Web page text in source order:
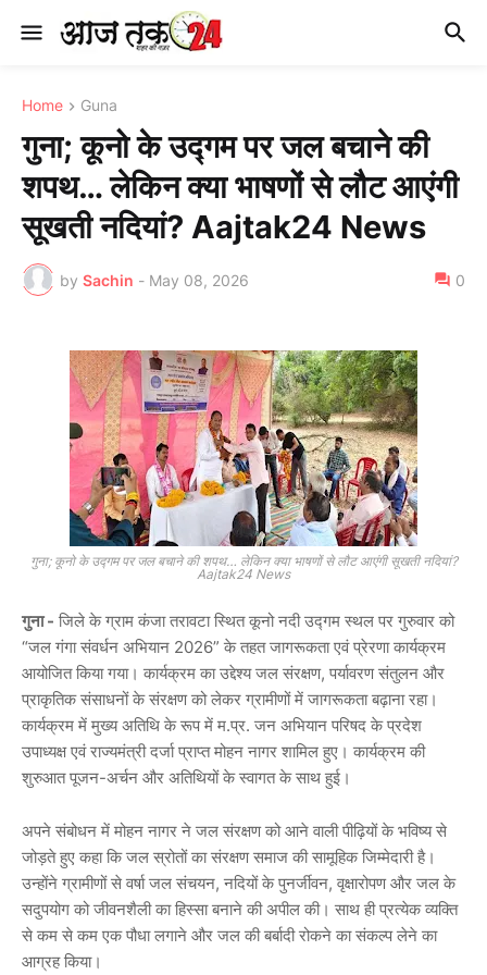
Home Guna
गुना; कूनो के उद्गम पर जल बचाने की
शपथ… लेकिन क्या भाषणों से लौट आएंगी
सूखती नदियां? Aajtak24 News
by Sachin - May 08, 2026 0
गुना; कूनो के उद्गम पर जल बचाने की शपथ… लेकिन क्या भाषणों से लौट आएंगी सूखती नदियां?
Aajtak24 News
गुना - जिले के ग्राम कंजा तरावटा स्थित कूनो नदी उद्गम स्थल पर गुरुवार को
“जल गंगा संवर्धन अभियान 2026” के तहत जागरूकता एवं प्रेरणा कार्यक्रम
आयोजित किया गया। कार्यक्रम का उद्देश्य जल संरक्षण, पर्यावरण संतुलन और
प्राकृतिक संसाधनों के संरक्षण को लेकर ग्रामीणों में जागरूकता बढ़ाना रहा।
कार्यक्रम में मुख्य अतिथि के रूप में म.प्र. जन अभियान परिषद के प्रदेश
उपाध्यक्ष एवं राज्यमंत्री दर्जा प्राप्तमोहन नागर शामिल हुए। कार्यक्रम की
शुरुआत पूजन-अर्चन और अतिथियों के स्वागत के साथ हुई।
अपने संबोधन में मोहन नागर ने जल संरक्षण को आने वाली पीढ़ियों के भविष्य से
जोड़ते हुए कहा कि जल स्रोतों का संरक्षण समाज की सामूहिक जिम्मेदारी है।
उन्होंने ग्रामीणों से वर्षा जल संचयन, नदियों के पुनर्जीवन, वृक्षारोपण और जल के
सदुपयोग को जीवनशैली का हिस्सा बनाने की अपील की। साथ ही प्रत्येक व्यक्ति
से कम से कम एक पौधा लगाने और जल की बर्बादी रोकने का संकल्प लेने का
आग्रह किया।